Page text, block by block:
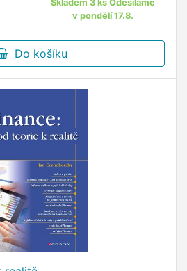
Skladem 3 ks Odesíláme
v pondělí 17.8.
Do košíku